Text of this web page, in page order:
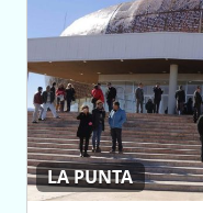
LA PUNTA